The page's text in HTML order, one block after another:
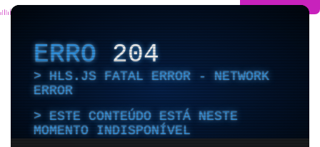
ERRO204
HLS.JS FATAL ERROR - NETWORK
ERROR
ESTE CONTEÚDO ESTÁ NESTE
MOMENTO INDISPONÍVEL